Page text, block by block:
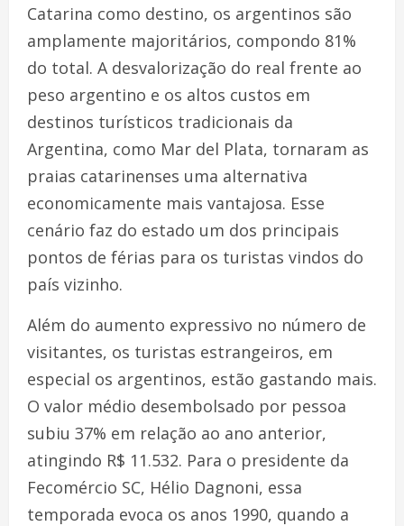
Catarina como destino, os argentinos são
amplamente majoritários, compondo 81%
do total. A desvalorização do real frente ao
peso argentino e os altos custos em
destinos turísticos tradicionais da
Argentina, como Mar del Plata, tornaram as
praias catarinenses uma alternativa
economicamente mais vantajosa. Esse
cenário faz do estado um dos principais
pontos de férias para os turistas vindos do
país vizinho.
Além do aumento expressivo no número de
visitantes, os turistas estrangeiros, em
especial os argentinos, estão gastando mais.
O valor médio desembolsado por pessoa
subiu 37% em relação ao ano anterior,
atingindo R$ 11.532. Para o presidente da
Fecomércio SC, Hélio Dagnoni, essa
temporada evoca os anos 1990, quando a